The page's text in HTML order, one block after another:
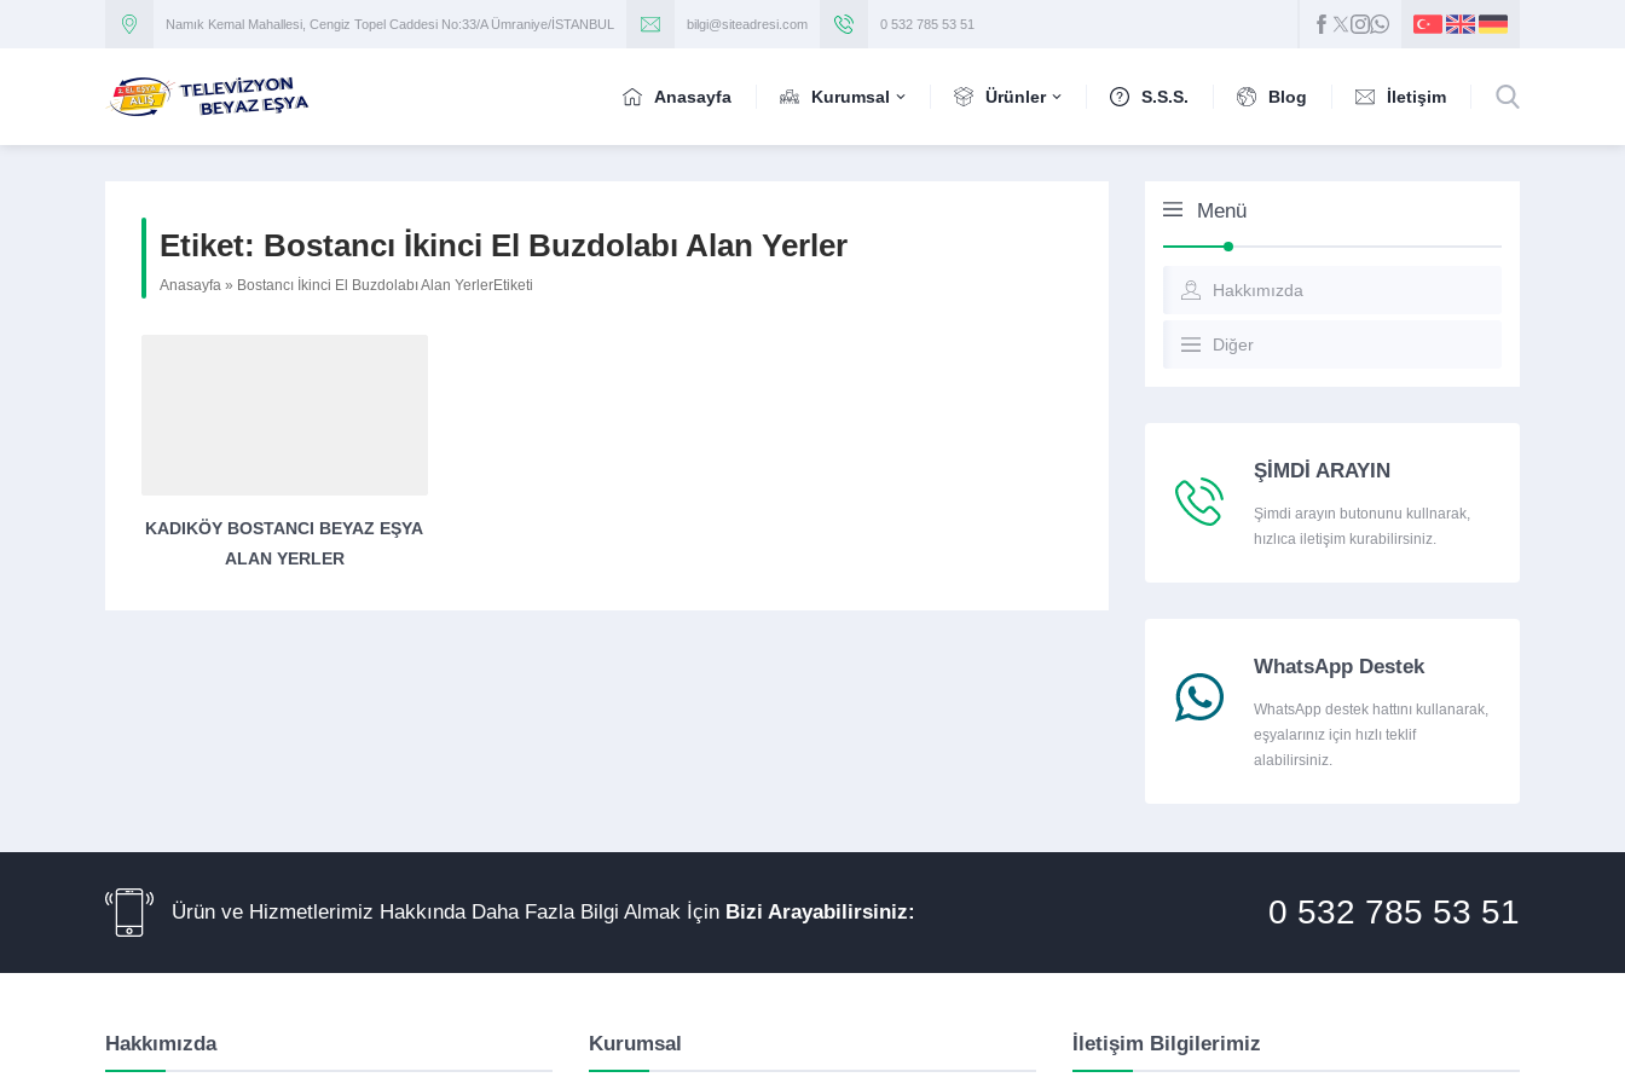
Namık Kemal Mahallesi, Cengiz Topel Caddesi No:33/A Ümraniye/İSTANBUL bilgi@siteadresi.com 0 532 785 53 51
Anasayfa Kurumsal Ürünler S.S.S. Blog İletişim
Etiket: Bostancı İkinci El Buzdolabı Alan Yerler
Anasayfa » Bostancı İkinci El Buzdolabı Alan YerlerEtiketi
KADIKÖY BOSTANCI BEYAZ EŞYA
ALAN YERLER
Menü
Hakkımızda
Diğer
ŞİMDİ ARAYIN
Şimdi arayın butonunu kullnarak,
hızlıca iletişim kurabilirsiniz.
WhatsApp Destek
WhatsApp destek hattını kullanarak,
eşyalarınız için hızlı teklif
alabilirsiniz.
Ürün ve Hizmetlerimiz Hakkında Daha Fazla Bilgi Almak İçin Bizi Arayabilirsiniz: 0 532 785 53 51
Hakkımızda Kurumsal İletişim Bilgilerimiz